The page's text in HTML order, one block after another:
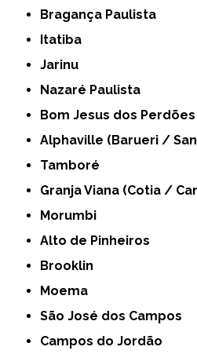
Bragança Paulista
Itatiba
Jarinu
Nazaré Paulista
Bom Jesus dos Perdões
Alphaville (Barueri /
Tamboré
Granja Viana (Cotia /
Morumbi
Alto de Pinheiros
Brooklin
Moema
São José dos Campos
Campos do Jordão